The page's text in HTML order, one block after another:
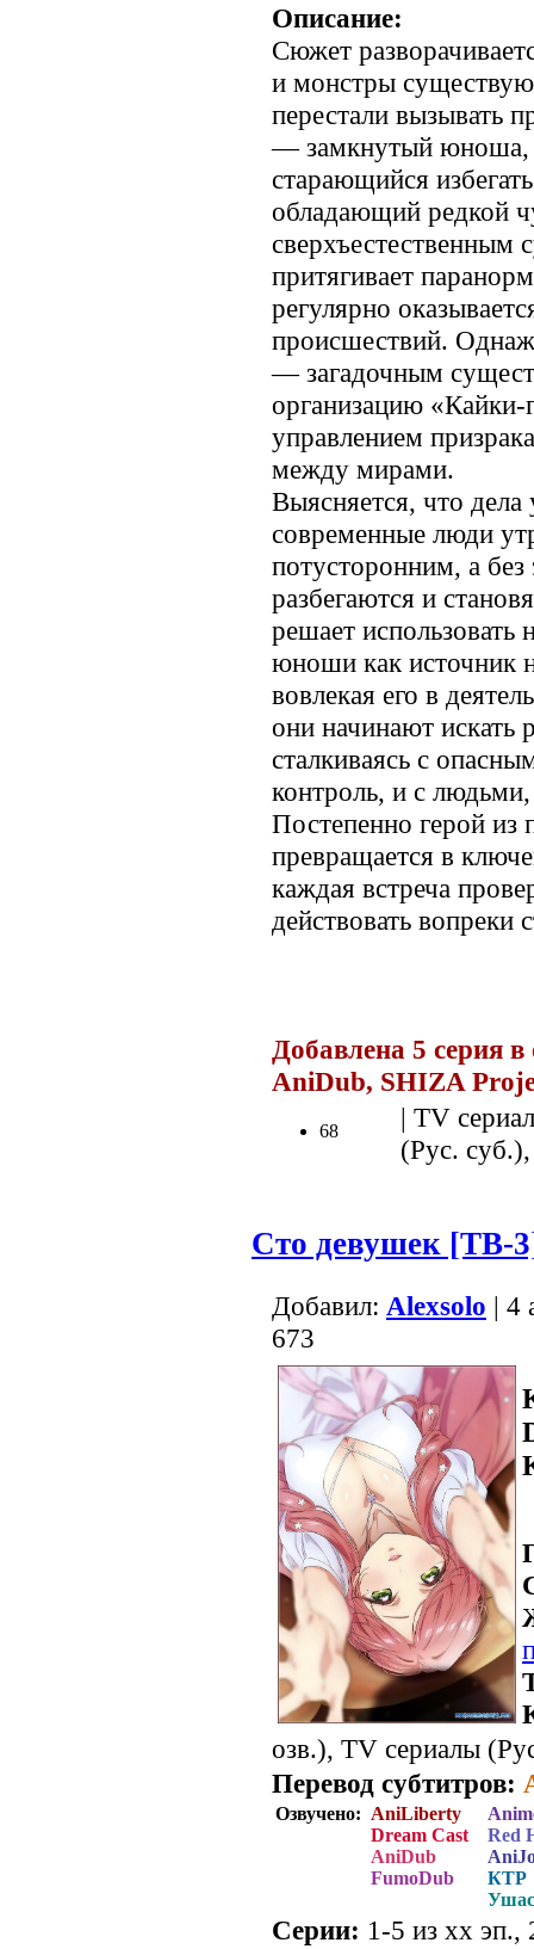
Описание:
Сюжет
и монстры
перестали вызывать
— замкнутый юноша,
старающийся
обладающий редкой
сверхъестественным
притягивает
регулярно
происшествий.
— загадочным
организацию
управлением
между мирами.
Выясняется, что
современные люди
потусторонним, а
разбегаются и
решает
юноши как источник
вовлекая его в
они начинают искать
сталкиваясь с
контроль, и с
Постепенно герой из
превращается в
каждая встреча
действовать вопреки
Добавлена 5 серия
AniDub, SHIZA
68
| TV
(Рус.
Сто девушек [ТВ-
Добавил: Alexsolo | 4
673
озв.), TV сериалы
Перевод субтитров:
Озвучено: AniLiberty
Dream Cast
AniDub
FumoDub
Red
КТР
Серии: 1-5 из хх эп.,